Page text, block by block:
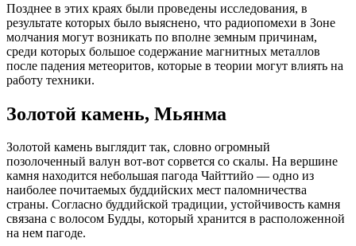
Позднее в этих краях были проведены исследования, в
результате которых было выяснено, что радиопомехи в Зоне
молчания могут возникать по вполне земным причинам,
среди которых большое содержание магнитных металлов
после падения метеоритов, которые в теории могут влиять на
работу техники.
Золотой камень, Мьянма
Золотой камень выглядит так, словно огромный
позолоченный валун вот-вот сорвется со скалы. На вершине
камня находится небольшая пагода Чайттийо — одно из
наиболее почитаемых буддийских мест паломничества
страны. Согласно буддийской традиции, устойчивость камня
связана с волосом Будды, который хранится в расположенной
на нем пагоде.